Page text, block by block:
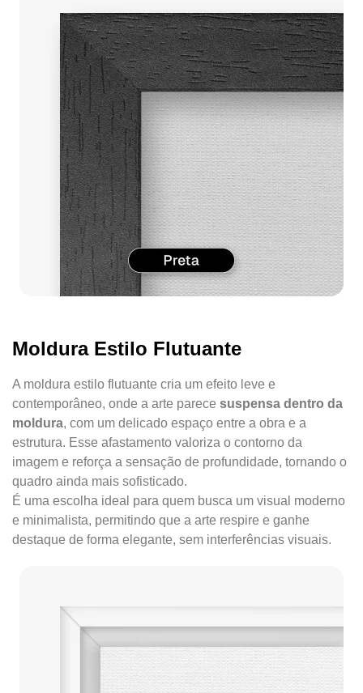
Moldura Estilo Flutuante
A moldura estilo flutuante cria um efeito leve e
contemporâneo, onde a arte parece suspensa dentro da
moldura, com um delicado espaço entre a obra e a
estrutura. Esse afastamento valoriza o contorno da
imagem e reforça a sensação de profundidade, tornando o
quadro ainda mais sofisticado.
É uma escolha ideal para quem busca um visual moderno
e minimalista, permitindo que a arte respire e ganhe
destaque de forma elegante, sem interferências visuais.